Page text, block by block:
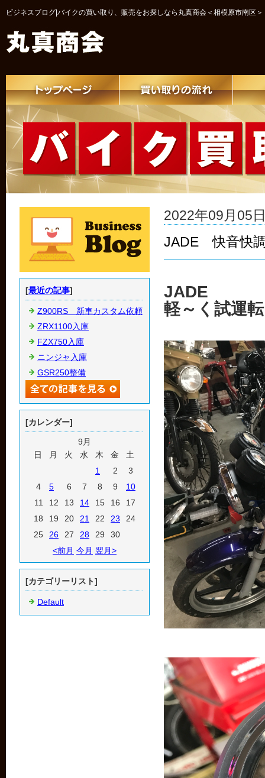
ビジネスブログ|バイクの買い取り、販売をお探しなら丸真商会＜相模原市南区＞
2022年09月05
JADE 快音快
JADE
軽～く試運転
[最近の記事]
Z900RS 新車カスタム依頼
ZRX1100入庫
FZX750入庫
ニンジャ入庫
GSR250整備
[カレンダー]
9月
日
月 火 水 木 金
土
1
2
3
4
5 6 7 8 9
10
11
12 13 14 15 16
17
18
19 20 21 22 23
24
25
26 27 28 29
30
<前月 今月 翌月>
[カテゴリーリスト]
Default